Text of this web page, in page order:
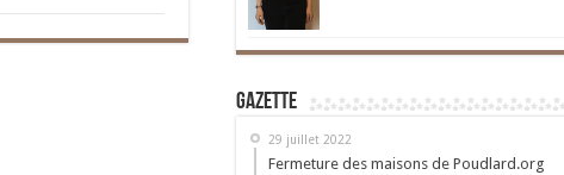
Gazette
29 juillet 2022
Fermeture des maisons de Poudlard.org